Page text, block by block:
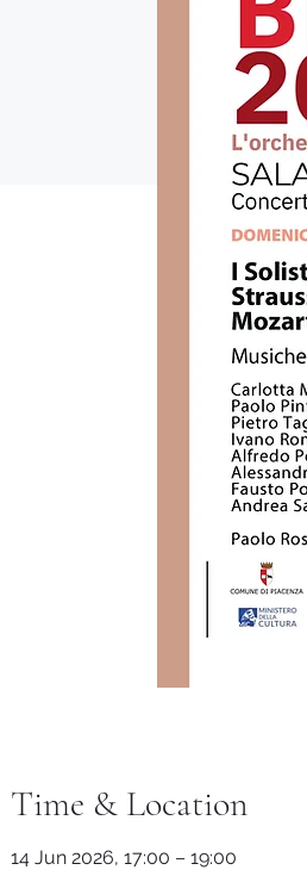
Time & Location
14 Jun 2026, 17:00 – 19:00